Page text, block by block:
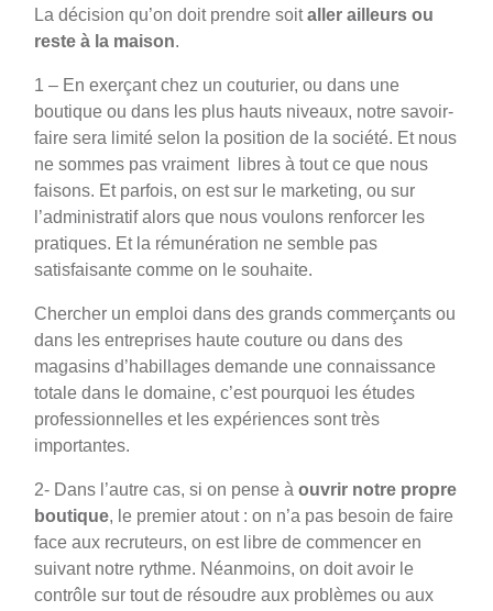
La décision qu’on doit prendre soitaller ailleurs ou
reste à la maison.
1 – En exerçant chez un couturier, ou dans une
boutique ou dans les plus hauts niveaux, notre savoir-
faire sera limité selon la position de la société. Et nous
ne sommes pas vraiment libres à tout ce que nous
faisons. Et parfois, on est sur le marketing, ou sur
l’administratif alors que nous voulons renforcer les
pratiques. Et la rémunération ne semble pas
satisfaisante comme on le souhaite.
Chercher un emploi dans des grands commerçants ou
dans les entreprises haute couture ou dans des
magasins d’habillages demande une connaissance
totale dans le domaine, c’est pourquoi les études
professionnelles et les expériences sont très
importantes.
2- Dans l’autre cas, si on pense à ouvrir notre propre
boutique, le premier atout : on n’a pas besoin de faire
face aux recruteurs, on est libre de commencer en
suivant notre rythme. Néanmoins, on doit avoir le
contrôle sur tout de résoudre aux problèmes ou aux